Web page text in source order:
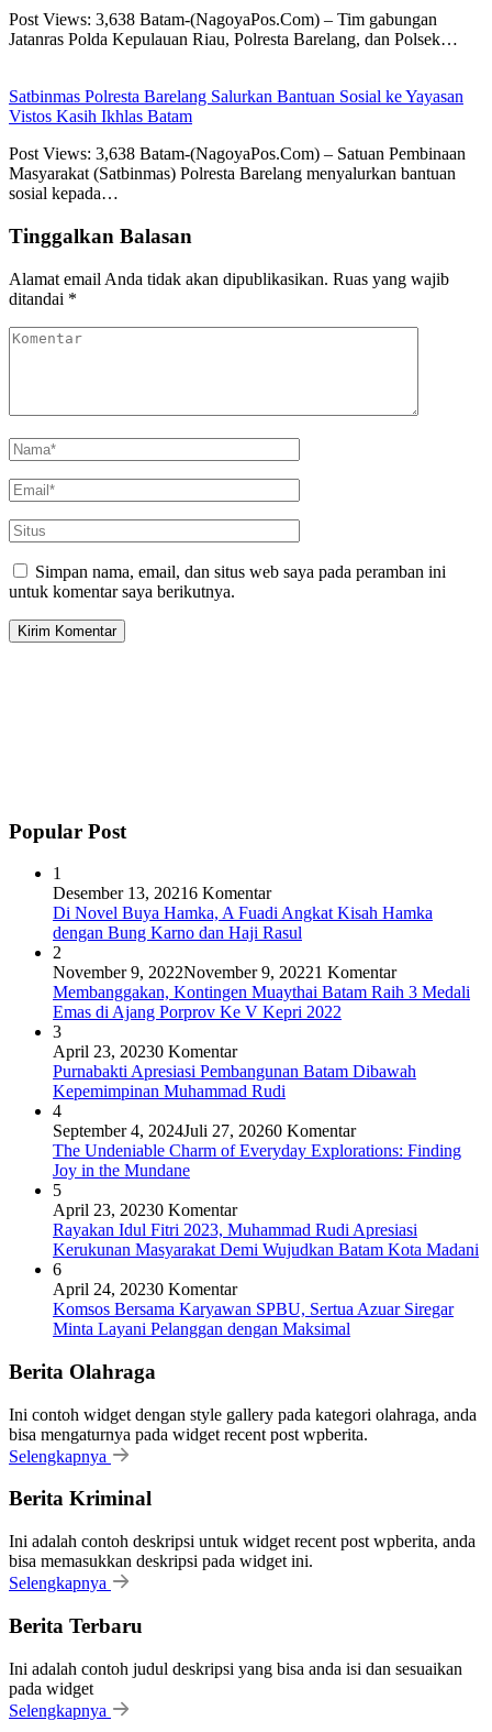
Post Views: 3,638 Batam-(NagoyaPos.Com) – Tim gabungan
Jatanras Polda Kepulauan Riau, Polresta Barelang, dan Polsek…
Satbinmas Polresta Barelang Salurkan Bantuan Sosial ke Yayasan
Vistos Kasih Ikhlas Batam
Post Views: 3,638 Batam-(NagoyaPos.Com) – Satuan Pembinaan
Masyarakat (Satbinmas) Polresta Barelang menyalurkan bantuan
sosial kepada…
Tinggalkan Balasan
Alamat email Anda tidak akan dipublikasikan. Ruas yang wajib
ditandai *
Simpan nama, email, dan situs web saya pada peramban ini
untuk komentar saya berikutnya.
Popular Post
1
Desember 13, 20216 Komentar
Di Novel Buya Hamka, A Fuadi Angkat Kisah Hamka
dengan Bung Karno dan Haji Rasul
2
November 9, 2022November 9, 20221 Komentar
Membanggakan, Kontingen Muaythai Batam Raih 3 Medali
Emas di Ajang Porprov Ke V Kepri 2022
3
April 23, 20230 Komentar
Purnabakti Apresiasi Pembangunan Batam Dibawah
Kepemimpinan Muhammad Rudi
4
September 4, 2024Juli 27, 20260 Komentar
The Undeniable Charm of Everyday Explorations: Finding
Joy in the Mundane
5
April 23, 20230 Komentar
Rayakan Idul Fitri 2023, Muhammad Rudi Apresiasi
Kerukunan Masyarakat Demi Wujudkan Batam Kota Madani
6
April 24, 20230 Komentar
Komsos Bersama Karyawan SPBU, Sertua Azuar Siregar
Minta Layani Pelanggan dengan Maksimal
Berita Olahraga
Ini contoh widget dengan style gallery pada kategori olahraga, anda
bisa mengaturnya pada widget recent post wpberita.
Selengkapnya
Berita Kriminal
Ini adalah contoh deskripsi untuk widget recent post wpberita, anda
bisa memasukkan deskripsi pada widget ini.
Selengkapnya
Berita Terbaru
Ini adalah contoh judul deskripsi yang bisa anda isi dan sesuaikan
pada widget
Selengkapnya